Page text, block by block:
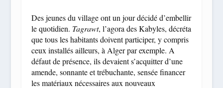
Des jeunes du village ont un jour décidé d’embellir
le quotidien. Tagrawt, l’agora des Kabyles, décréta
que tous les habitants doivent participer, y compris
ceux installés ailleurs, à Alger par exemple. A
défaut de présence, ils devaient s’acquitter d’une
amende, sonnante et trébuchante, sensée financer
les matériaux nécessaires aux nouveaux